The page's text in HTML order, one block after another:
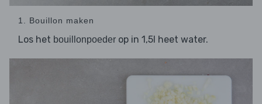
1. Bouillon maken
Los het bouillonpoeder op in 1,5l heet water.